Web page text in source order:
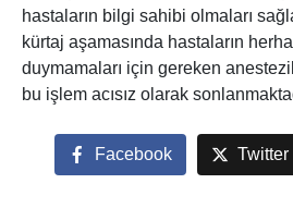
hastaların bilgi sahibi olmaları
kürtaj aşamasında hastaların
duymamaları için gereken
bu işlem acısız olarak
Facebook Twitter